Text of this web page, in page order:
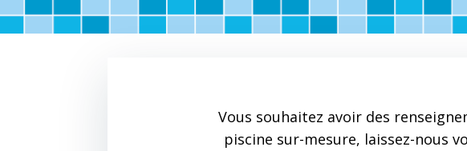
Vous souhaitez avoir des
piscine sur-mesure, laissez-nous